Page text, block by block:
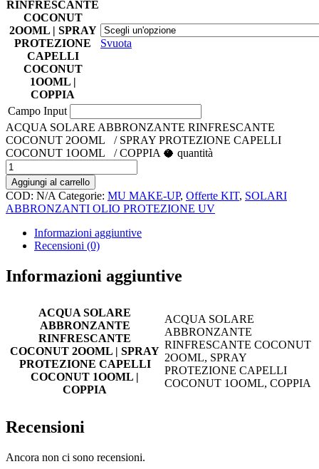
RINFRESCANTE
COCONUT
2OOML | SPRAY
PROTEZIONE
CAPELLI
COCONUT
1OOML |
COPPIA
Svuota
Campo Input
ACQUA SOLARE ABBRONZANTE RINFRESCANTE
COCONUT 2OOML / SPRAY PROTEZIONE CAPELLI
COCONUT 1OOML / COPPIA 🥥 quantità
Aggiungi al carrello
COD: N/A Categorie: MU MAKE-UP, Offerte KIT, SOLARI
ABBRONZANTI OLIO PROTEZIONE UV
Informazioni aggiuntive
Recensioni (0)
Informazioni aggiuntive
ACQUA SOLARE
ABBRONZANTE
RINFRESCANTE
COCONUT 2OOML | SPRAY
PROTEZIONE CAPELLI
COCONUT 1OOML |
COPPIA
ACQUA SOLARE
ABBRONZANTE
RINFRESCANTE COCONUT
2OOML, SPRAY
PROTEZIONE CAPELLI
COCONUT 1OOML, COPPIA
Recensioni
Ancora non ci sono recensioni.